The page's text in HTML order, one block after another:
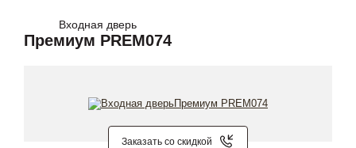
Входная дверь
Премиум PREM074
Заказать со скидкой